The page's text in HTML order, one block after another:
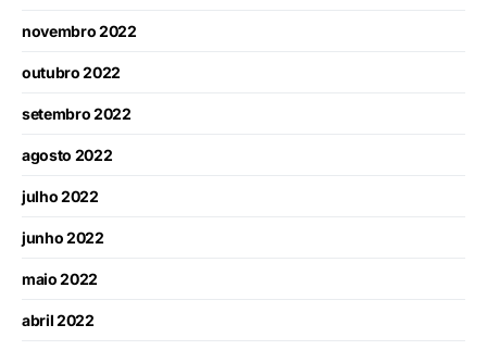
novembro 2022
outubro 2022
setembro 2022
agosto 2022
julho 2022
junho 2022
maio 2022
abril 2022